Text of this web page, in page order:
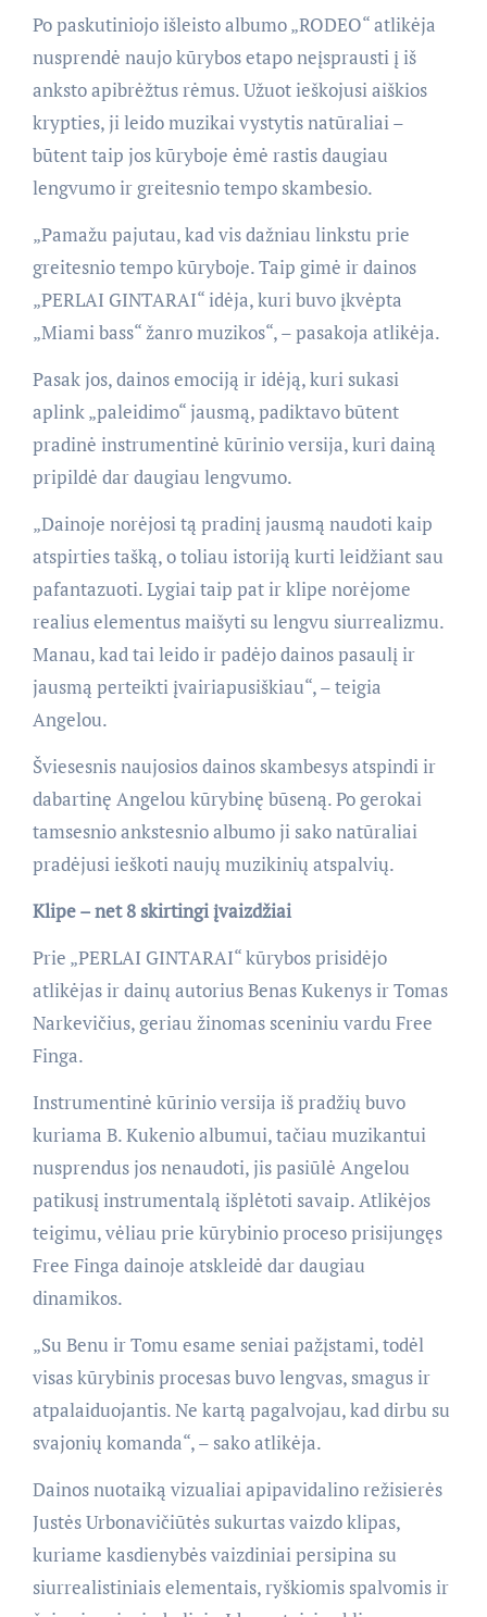
Po paskutiniojo išleisto albumo „RODEO“ atlikėja
nusprendė naujo kūrybos etapo neįsprausti į iš
anksto apibrėžtus rėmus. Užuot ieškojusi aiškios
krypties, ji leido muzikai vystytis natūraliai –
būtent taip jos kūryboje ėmė rastis daugiau
lengvumo ir greitesnio tempo skambesio.
„Pamažu pajutau, kad vis dažniau linkstu prie
greitesnio tempo kūryboje. Taip gimė ir dainos
„PERLAI GINTARAI“ idėja, kuri buvo įkvėpta
„Miami bass“ žanro muzikos“, – pasakoja atlikėja.
Pasak jos, dainos emociją ir idėją, kuri sukasi
aplink „paleidimo“ jausmą, padiktavo būtent
pradinė instrumentinė kūrinio versija, kuri dainą
pripildė dar daugiau lengvumo.
„Dainoje norėjosi tą pradinį jausmą naudoti kaip
atspirties tašką, o toliau istoriją kurti leidžiant sau
pafantazuoti. Lygiai taip pat ir klipe norėjome
realius elementus maišyti su lengvu siurrealizmu.
Manau, kad tai leido ir padėjo dainos pasaulį ir
jausmą perteikti įvairiapusiškiau“, – teigia
Angelou.
Šviesesnis naujosios dainos skambesys atspindi ir
dabartinę Angelou kūrybinę būseną. Po gerokai
tamsesnio ankstesnio albumo ji sako natūraliai
pradėjusi ieškoti naujų muzikinių atspalvių.
Klipe – net 8 skirtingi įvaizdžiai
Prie „PERLAI GINTARAI“ kūrybos prisidėjo
atlikėjas ir dainų autorius Benas Kukenys ir Tomas
Narkevičius, geriau žinomas sceniniu vardu Free
Finga.
Instrumentinė kūrinio versija iš pradžių buvo
kuriama B. Kukenio albumui, tačiau muzikantui
nusprendus jos nenaudoti, jis pasiūlė Angelou
patikusį instrumentalą išplėtoti savaip. Atlikėjos
teigimu, vėliau prie kūrybinio proceso prisijungęs
Free Finga dainoje atskleidė dar daugiau
dinamikos.
„Su Benu ir Tomu esame seniai pažįstami, todėl
visas kūrybinis procesas buvo lengvas, smagus ir
atpalaiduojantis. Ne kartą pagalvojau, kad dirbu su
svajonių komanda“, – sako atlikėja.
Dainos nuotaiką vizualiai apipavidalino režisierės
Justės Urbonavičiūtės sukurtas vaizdo klipas,
kuriame kasdienybės vaizdiniai persipina su
siurrealistiniais elementais, ryškiomis spalvomis ir